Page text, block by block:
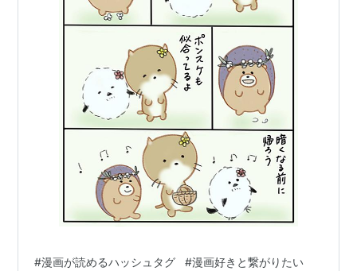
#漫画が読めるハッシュタグ #漫画好きと繋がりたい